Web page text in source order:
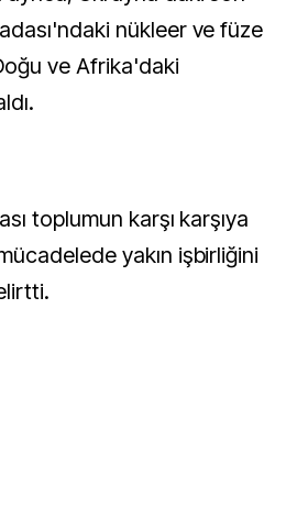
nükleer ve füze
ve Afrika'daki
toplumun karşı karşıya
yakın işbirliğini